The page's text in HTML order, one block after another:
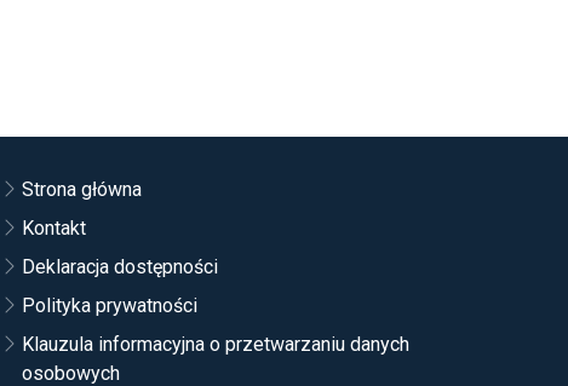
Strona główna
Kontakt
Deklaracja dostępności
Polityka prywatności
Klauzula informacyjna o przetwarzaniu danych
osobowych